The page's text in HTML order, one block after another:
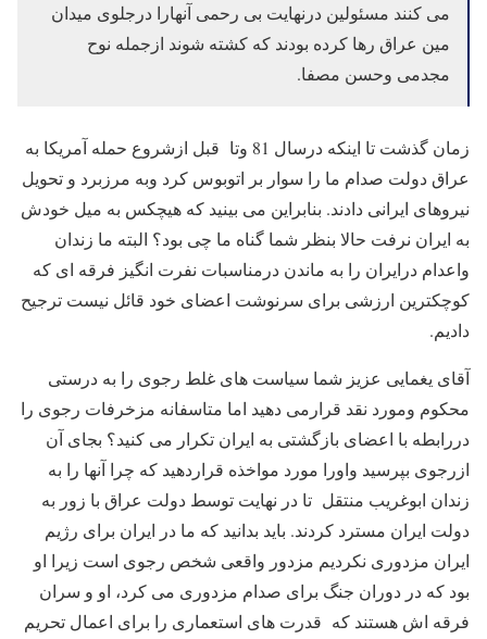
می کنند مسئولین درنهایت بی رحمی آنهارا درجلوی میدان
مین عراق رها کرده بودند که کشته شوند ازجمله نوح
مجدمی وحسن مصفا.
زمان گذشت تا اینکه درسال 81 وتا قبل ازشروع حمله آمریکا به
عراق دولت صدام ما را سوار بر اتوبوس کرد وبه مرزبرد و تحویل
نیروهای ایرانی دادند. بنابراین می بینید که هیچکس به میل خودش
به ایران نرفت حالا بنظر شما گناه ما چی بود؟ البته ما زندان
واعدام درایران را به ماندن درمناسبات نفرت انگیز فرقه ای که
کوچکترین ارزشی برای سرنوشت اعضای خود قائل نیست ترجیح
دادیم.
آقای یغمایی عزیز شما سیاست های غلط رجوی را به درستی
محکوم ومورد نقد قرارمی دهید اما متاسفانه مزخرفات رجوی را
دررابطه با اعضای بازگشتی به ایران تکرار می کنید؟ بجای آن
ازرجوی بپرسید واورا مورد مواخذه قراردهید که چرا آنها را به
زندان ابوغریب منتقل تا در نهایت توسط دولت عراق با زور به
دولت ایران مسترد کردند. باید بدانید که ما در ایران برای رژیم
ایران مزدوری نکردیم مزدور واقعی شخص رجوی است زیرا او
بود که در دوران جنگ برای صدام مزدوری می کرد، او و سران
فرقه اش هستند که قدرت های استعماری را برای اعمال تحریم